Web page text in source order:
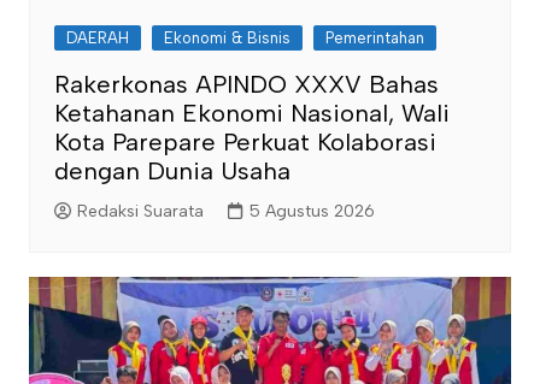
DAERAH Ekonomi & Bisnis Pemerintahan
Rakerkonas APINDO XXXV Bahas
Ketahanan Ekonomi Nasional, Wali
Kota Parepare Perkuat Kolaborasi
dengan Dunia Usaha
Redaksi Suarata 5 Agustus 2026